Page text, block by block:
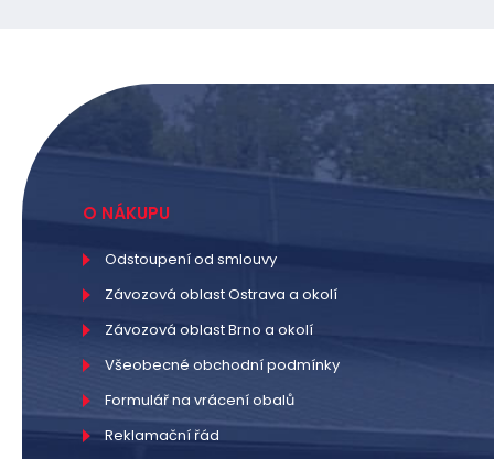
O NÁKUPU
Odstoupení od smlouvy
Závozová oblast Ostrava a okolí
Závozová oblast Brno a okolí
Všeobecné obchodní podmínky
Formulář na vrácení obalů
Reklamační řád